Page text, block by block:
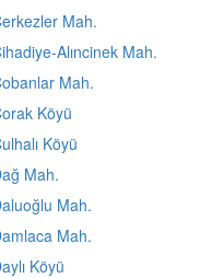
Mah.
Alıncinek Mah.
Mah.
Köyü
Köyü
Mah.
Mah.
Mah.
Köyü